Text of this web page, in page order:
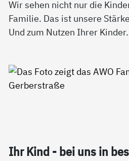
Wir sehen nicht nur die
Familie. Das ist unsere
Und zum Nutzen Ihrer Kinder.
Ihr Kind - bei uns in